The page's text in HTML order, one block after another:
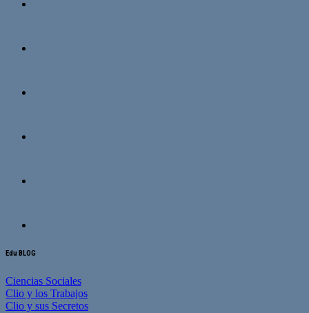
Edu BLOG
Ciencias Sociales
Clio y los Trabajos
Clio y sus Secretos